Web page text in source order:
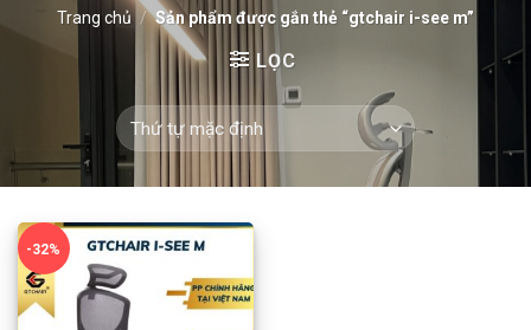
Trang chủ / Sản phẩm được gắn thẻ “gtchair i-see m”
LỌC
-32%